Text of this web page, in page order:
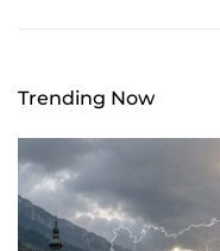
Trending Now